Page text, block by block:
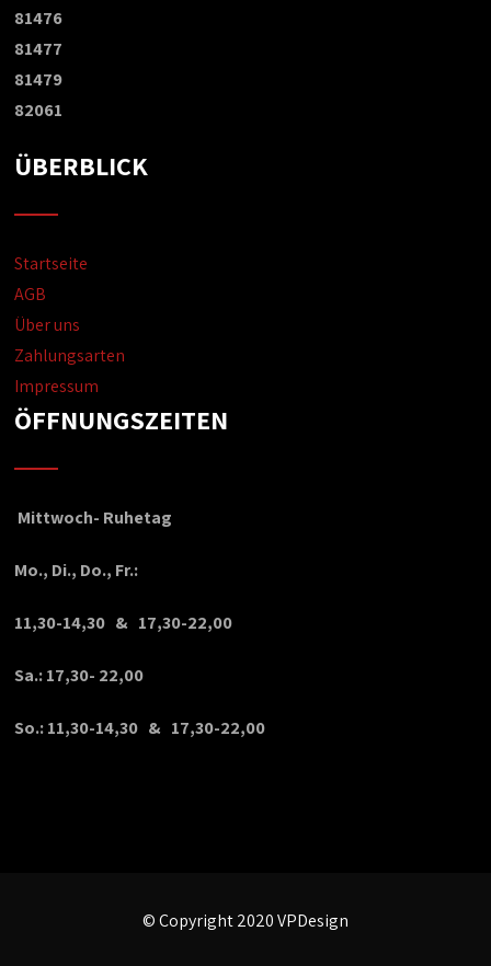
81476
81477
81479
82061
ÜBERBLICK
Startseite
AGB
Über uns
Zahlungsarten
Impressum
ÖFFNUNGSZEITEN
Mittwoch- Ruhetag
Mo., Di., Do., Fr.:
11,30-14,30 & 17,30-22,00
Sa.: 17,30- 22,00
So.: 11,30-14,30 & 17,30-22,00
© Copyright 2020 VPDesign